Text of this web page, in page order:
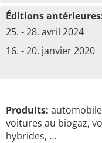
Éditions
25. - 28. avril 2024
16. - 20. janvier 2020
Produits:
voitures au biogaz,
hybrides, …